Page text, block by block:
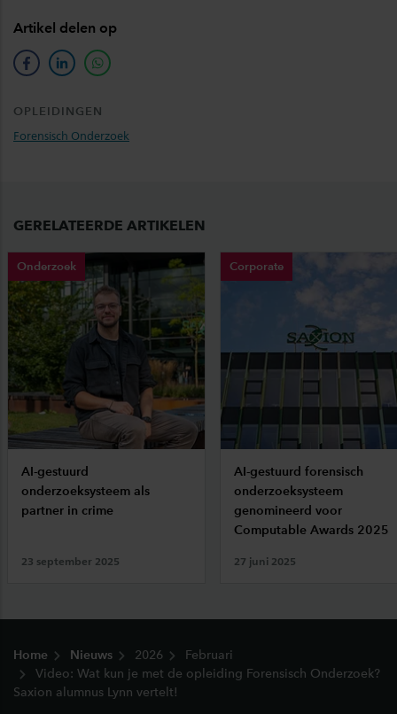
Artikel delen op
facebooklinkedinwhatsapp
OPLEIDINGEN
Forensisch Onderzoek
GERELATEERDE ARTIKELEN
Onderzoek
AI-gestuurd
onderzoeksysteem als
partner in crime
23 september 2025
Corporate
AI-gestuurd forensisch
onderzoeksysteem
genomineerd voor
Computable Awards 2025
27 juni 2025
Home Nieuws 2026
Februari
Video: Wat kun je met de opleiding Forensisch Onderzoek?
Saxion alumnus Lynn vertelt!